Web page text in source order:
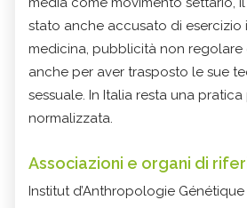
stato anche accusato di esercizio
medicina, pubblicità non regolare
anche per aver trasposto le sue
sessuale. In Italia resta una
normalizzata.
Associazioni e organi di
Institut d’Anthropologie